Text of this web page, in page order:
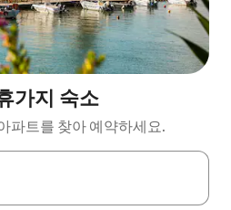
가지 숙소
파트를 찾아 예약하세요.
표 키를 사용하거나 터치 또는 스와이